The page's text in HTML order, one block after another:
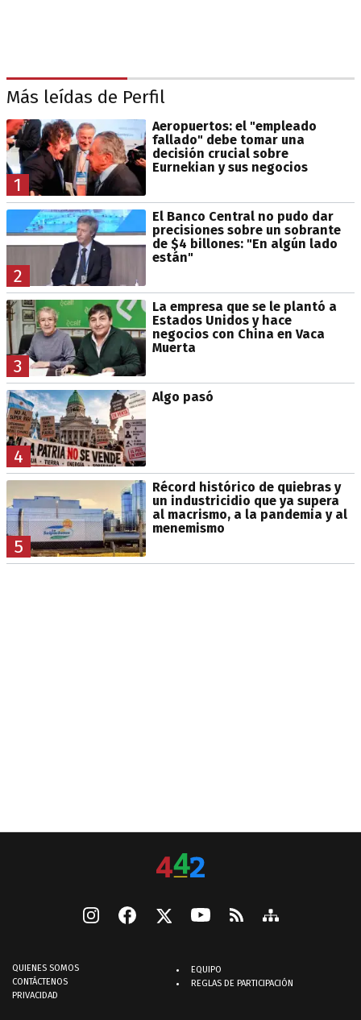
Más leídas de Perfil
1
Aeropuertos: el "empleado
fallado" debe tomar una
decisión crucial sobre
Eurnekian y sus negocios
2
El Banco Central no pudo dar
precisiones sobre un sobrante
de $4 billones: "En algún lado
están"
3
La empresa que se le plantó a
Estados Unidos y hace
negocios con China en Vaca
Muerta
4
Algo pasó
5
Récord histórico de quiebras y
un industricidio que ya supera
al macrismo, a la pandemia y al
menemismo
QUIENES SOMOS
CONTÁCTENOS
PRIVACIDAD
EQUIPO
REGLAS DE PARTICIPACIÓN